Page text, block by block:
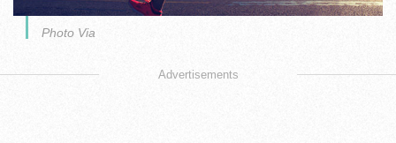
Photo Via
Advertisements